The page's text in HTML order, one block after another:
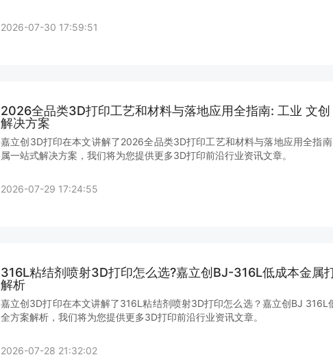
2026-07-30 17:59:51
2026全品类3D打印工艺和材料与落地应用全指南: 工业 文
解决方案
嘉立创3D打印在本文讲解了2026全品类3D打印工艺和材料与落地应用全指
属一站式解决方案，我们将为您提供更多3D打印前沿行业资讯文章。
2026-07-29 17:24:55
316L粘结剂喷射3D打印怎么选?嘉立创BJ-316L低成本金属
解析
嘉立创3D打印在本文讲解了316L粘结剂喷射3D打印怎么选？嘉立创BJ 316L
全方案解析，我们将为您提供更多3D打印前沿行业资讯文章。
2026-07-28 21:32:02